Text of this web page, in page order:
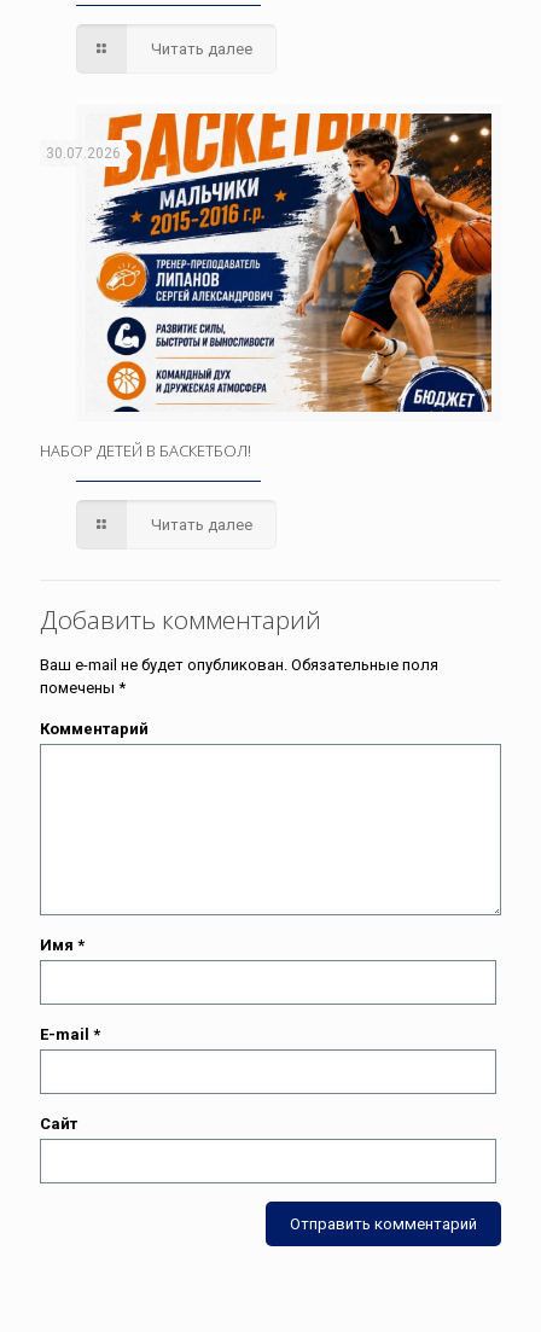
Читать далее
30.07.2026
НАБОР ДЕТЕЙ В БАСКЕТБОЛ!
Читать далее
Добавить комментарий
Ваш e-mail не будет опубликован. Обязательные поля
помечены *
Комментарий
Имя *
E-mail *
Сайт